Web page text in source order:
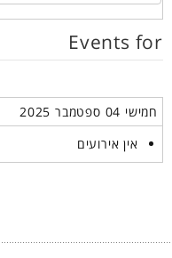
Events for
חמישי 04 ספטמבר 2025
אין אירועים